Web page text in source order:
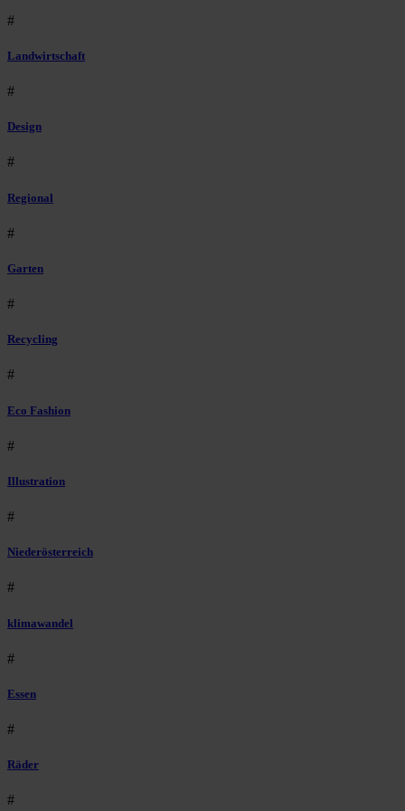
#
Landwirtschaft
#
Design
#
Regional
#
Garten
#
Recycling
#
Eco Fashion
#
Illustration
#
Niederösterreich
#
klimawandel
#
Essen
#
Räder
#